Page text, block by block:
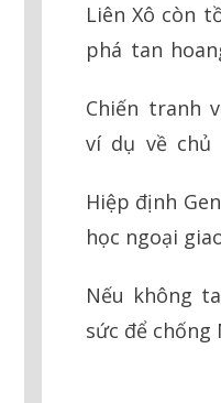
Liên Xô còn
phá tan
Chiến tranh
ví dụ về chủ
Hiệp định
học ngoại
Nếu không
sức để chống